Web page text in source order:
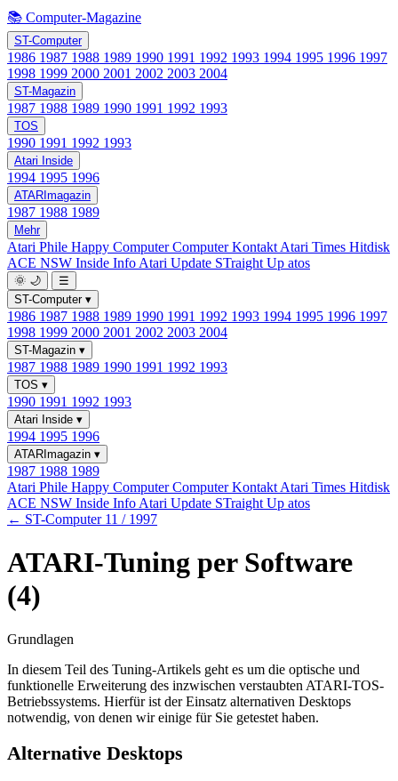
📚 Computer-Magazine
ST-Computer
1986 1987 1988 1989 1990 1991 1992 1993 1994 1995 1996 1997
1998 1999 2000 2001 2002 2003 2004
ST-Magazin
1987 1988 1989 1990 1991 1992 1993
TOS
1990 1991 1992 1993
Atari Inside
1994 1995 1996
ATARImagazin
1987 1988 1989
Mehr
Atari Phile Happy ComputerComputer Kontakt Atari Times Hitdisk
ACE NSW Inside Info Atari Update STraight Up atos
🌞 🌙
☰
ST-Computer ▾
1986 1987 1988 1989 1990 1991 1992 1993 1994 1995 1996 1997
1998 1999 2000 2001 2002 2003 2004
ST-Magazin ▾
1987 1988 1989 1990 1991 1992 1993
TOS ▾
1990 1991 1992 1993
Atari Inside ▾
1994 1995 1996
ATARImagazin ▾
1987 1988 1989
Atari Phile Happy ComputerComputer Kontakt Atari Times Hitdisk
ACE NSW Inside Info Atari Update STraight Up atos
← ST-Computer 11 / 1997
ATARI-Tuning per Software
(4)
Grundlagen
In diesem Teil des Tuning-Artikels geht es um die optische und
funktionelle Erweiterung des inzwischen verstaubten ATARI-TOS-
Betriebssystems. Hierfür ist der Einsatz alternativen Desktops
notwendig, von denen wir einige für Sie getestet haben.
Alternative Desktops